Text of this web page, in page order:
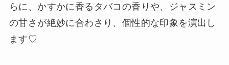
らに、かすかに香るタバコの香りや、ジャスミン
の甘さが絶妙に合わさり、個性的な印象を演出し
ます♡